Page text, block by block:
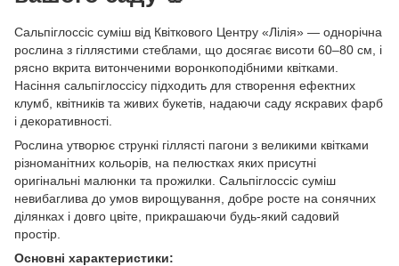
Сальпіглоссіс суміш від Квіткового Центру «Лілія» — однорічна
рослина з гіллястими стеблами, що досягає висоти 60–80 см, і
рясно вкрита витонченими воронкоподібними квітками.
Насіння сальпіглоссісу підходить для створення ефектних
клумб, квітників та живих букетів, надаючи саду яскравих фарб
і декоративності.
Рослина утворює стрункі гіллясті пагони з великими квітками
різноманітних кольорів, на пелюстках яких присутні
оригінальні малюнки та прожилки. Сальпіглоссіс суміш
невибаглива до умов вирощування, добре росте на сонячних
ділянках і довго цвіте, прикрашаючи будь-який садовий
простір.
Основні характеристики: